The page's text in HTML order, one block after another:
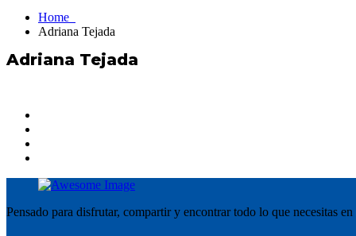
Home
Adriana Tejada
Adriana Tejada
Pensado para disfrutar, compartir y encontrar todo lo que necesitas